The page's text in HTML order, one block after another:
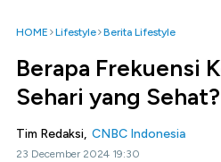
HOME Lifestyle Berita Lifestyle
Berapa Frekuensi
Sehari yang
Tim Redaksi, CNBC Indonesia
23 December 2024 19:30